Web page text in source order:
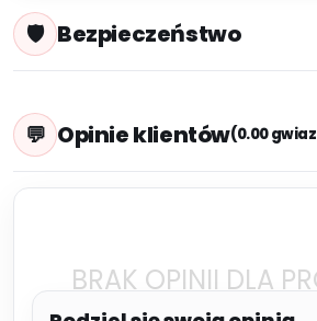
Bezpieczeństwo
Opinie klientów(0.00
BRAK OPINII DLA